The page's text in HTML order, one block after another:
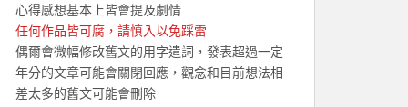
心得感想基本上皆會提及劇情
任何作品皆可腐，請慎入以免踩雷
偶爾會微幅修改舊文的用字遣詞，發表超過一定
年分的文章可能會關閉回應，觀念和目前想法相
差太多的舊文可能會刪除